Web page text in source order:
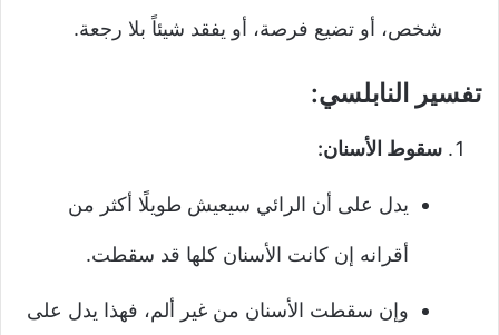
شخص، أو تضيع فرصة، أو يفقد شيئاً بلا رجعة.
تفسير النابلسي:
سقوط الأسنان:
يدل على أن الرائي سيعيش طويلًا أكثر من
أقرانه إن كانت الأسنان كلها قد سقطت.
وإن سقطت الأسنان من غير ألم، فهذا يدل على